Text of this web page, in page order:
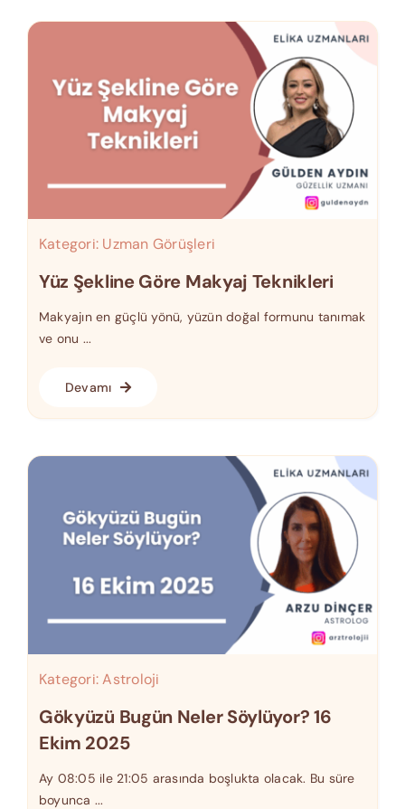
Kategori: Uzman Görüşleri
Yüz Şekline Göre Makyaj Teknikleri
Makyajın en güçlü yönü, yüzün doğal formunu tanımak
ve onu ...
Devamı
Kategori:Astroloji
Gökyüzü Bugün Neler Söylüyor? 16
Ekim 2025
Ay 08:05 ile 21:05 arasında boşlukta olacak. Bu süre
boyunca ...